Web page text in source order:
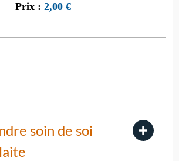
Prix : 2,00 €
soin de soi